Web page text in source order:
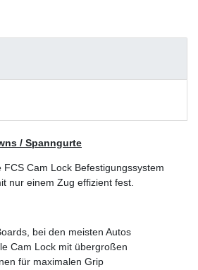
/ Spanngurte
Cam Lock Befestigungssystem
nur einem Zug effizient fest.
bei den meisten Autos
Cam Lock mit übergroßen
für maximalen Grip